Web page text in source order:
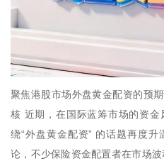
聚焦港股市场外盘黄金配资的预
核 近期，在国际蓝筹市场的资
绕“外盘黄金配资” 的话题再度
论，不少保险资金配置者在市场